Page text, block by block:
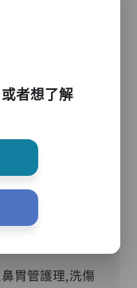
,到診醫生
表徵、協助沐
胃管護理,洗傷
者想了解